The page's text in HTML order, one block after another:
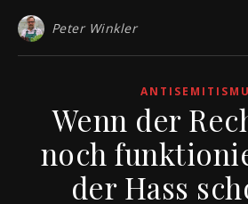
Peter Winkler
Wenn der
noch
der Hass